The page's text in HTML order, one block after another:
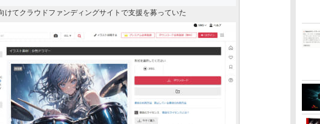
けてクラウドファンディングサイトで支援を募っていた